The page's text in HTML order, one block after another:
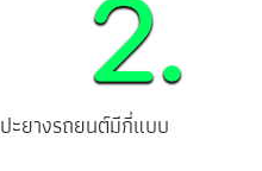
ปะยางรถยนต์มีกี่แบบ